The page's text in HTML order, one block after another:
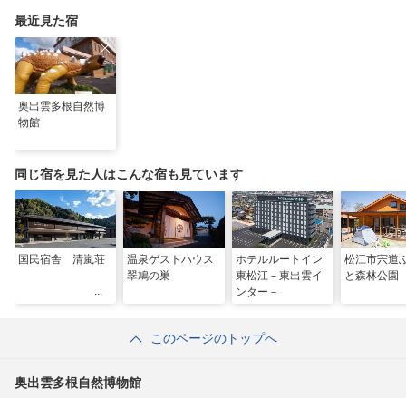
最近見た宿
奥出雲多根自然博
物館
同じ宿を見た人はこんな宿も見ています
国民宿舎 清嵐荘
温泉ゲストハウス
翠鳩の巣
ホテルルートイン
東松江－東出雲イ
ンター－
松江市宍道
と森林公園
このページのトップへ
奥出雲多根自然博物館